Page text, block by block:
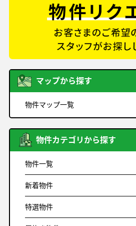
マップから探す
物件マップ一覧
物件カテゴリから探す
物件一覧
新着物件
特選物件